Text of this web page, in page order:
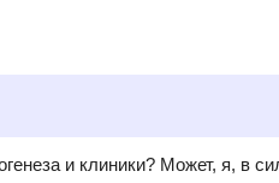
и клиники? Может, я, в